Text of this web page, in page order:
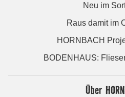
Neu im
Raus damit im
HORNBACH
BODENHAUS:
Über